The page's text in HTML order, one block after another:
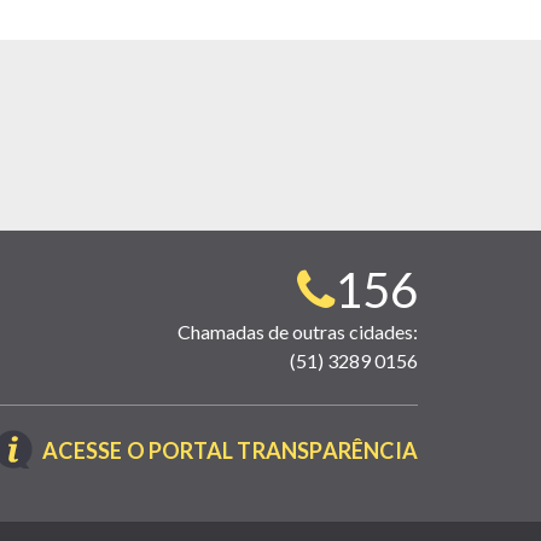
Telefone
para
contato:
156
Chamadas de outras cidades:
(51) 3289 0156
ACESSE O PORTAL TRANSPARÊNCIA(LINK